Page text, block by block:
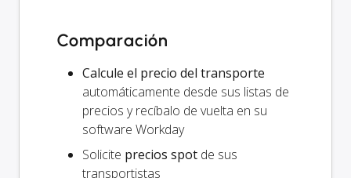
Comparación
Calcule el precio del transporte
automáticamente desde sus listas de
precios y recíbalo de vuelta en su
software Workday
Solicite precios spot de sus
transportistas